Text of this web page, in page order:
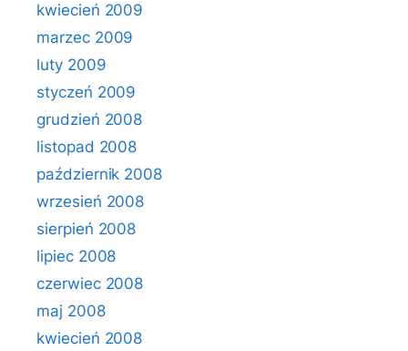
kwiecień 2009
marzec 2009
luty 2009
styczeń 2009
grudzień 2008
listopad 2008
październik 2008
wrzesień 2008
sierpień 2008
lipiec 2008
czerwiec 2008
maj 2008
kwiecień 2008